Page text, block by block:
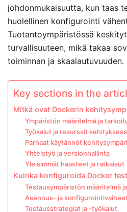
johdonmukaisuutta, kun taas
huolellinen konfigurointi
Tuotantoympäristössä
turvallisuuteen, mikä takaa
toiminnan ja skaalautuvuuden.
Key sections in the
Mitkä ovat Dockerin
Ympäristön määritelmä ja
Työkalut ja resurssit
Parhaat käytännöt
Yhteistyö ja versionhallinta
Yleisimmät haasteet ja ratkaisut
Kuinka konfiguroida Docker
Testausympäristön määritelmä
Asennus- ja
Testausstrategiat ja -työkalut